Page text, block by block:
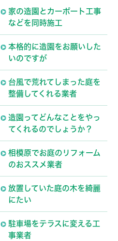
家の造園とカーポート工事
などを同時施工
本格的に造園をお願いした
いのですが
台風で荒れてしまった庭を
整備してくれる業者
造園ってどんなことをやっ
てくれるのでしょうか？
相模原でお庭のリフォーム
のおススメ業者
放置していた庭の木を綺麗
にたい
駐車場をテラスに変える工
事業者